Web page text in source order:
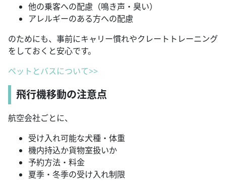
他の乗客への配慮（鳴き声・臭い）
アレルギーのある方への配慮
のためにも、事前にキャリー慣れやクレートトレーニング
をしておくと安心です。
ペットとバスについて>>
飛行機移動の注意点
航空会社ごとに、
受け入れ可能な犬種・体重
機内持込か貨物室扱いか
予約方法・料金
夏季・冬季の受け入れ制限